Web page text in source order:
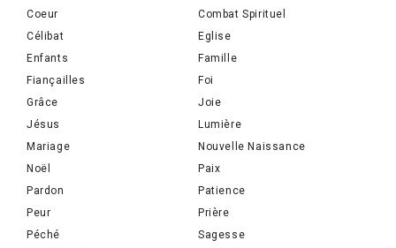
Coeur
Combat Spirituel
Célibat
Eglise
Enfants
Famille
Fiançailles
Foi
Grâce
Joie
Jésus
Lumière
Mariage
Nouvelle Naissance
Noël
Paix
Pardon
Patience
Peur
Prière
Péché
Sagesse